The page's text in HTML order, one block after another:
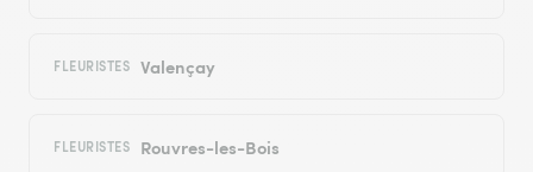
FLEURISTES Valençay
FLEURISTES Rouvres-les-Bois